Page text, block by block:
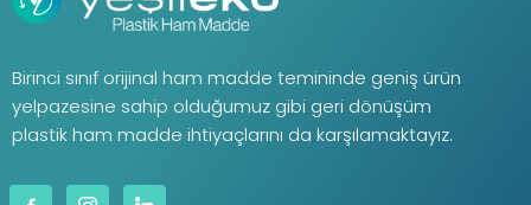
Birinci sınıf orijinal ham madde temininde geniş ürün
yelpazesine sahip olduğumuz gibi geri dönüşüm
plastik ham madde ihtiyaçlarını da karşılamaktayız.